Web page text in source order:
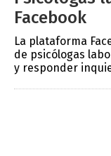
Facebook
La plataforma
de psicólogas
y responder